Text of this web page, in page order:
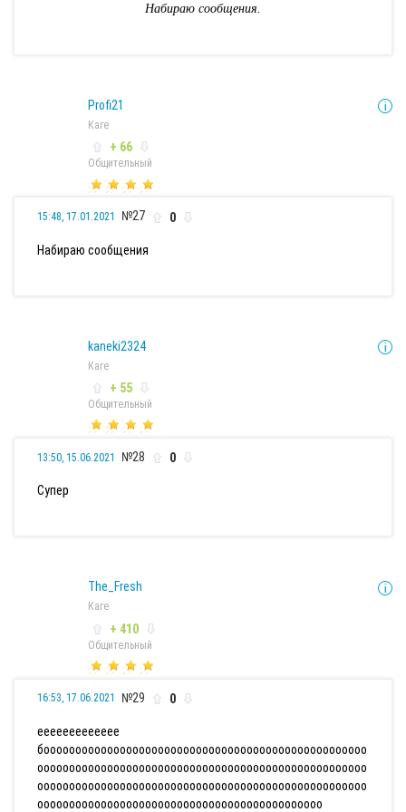
Набираю сообщения.
Profi21
Каге
+ 66
Общительный
15:48, 17.01.2021 №27 0
Набираю сообщения
kaneki2324
Каге
+ 55
Общительный
13:50, 15.06.2021 №28 0
Супер
The_Fresh
Каге
+ 410
Общительный
16:53, 17.06.2021 №29 0
еееееееееееее
бооооооооооооооооооооооооооооооооооооооооооооооооооо
оооооооооооооооооооооооооооооооооооооооооооооооооооо
оооооооооооооооооооооооооооооооооооооооооооооооооооо
ооооооооооооооооооооооооооооооооооооооооооооо